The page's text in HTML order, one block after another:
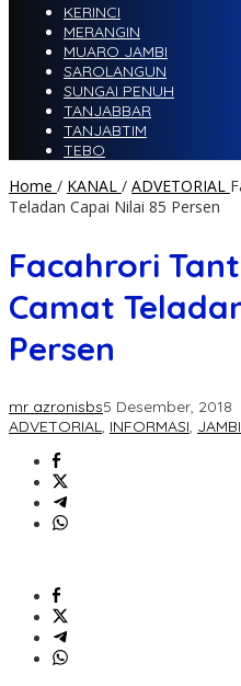
KERINCI
MERANGIN
MUARO JAMBI
SAROLANGUN
SUNGAI PENUH
TANJABBAR
TANJABTIM
TEBO
Home / KANAL / ADVETORIAL
Teladan Capai Nilai 85 Persen
Facahrori
Camat
Persen
mr azronisbs5 Desember, 2018
ADVETORIAL, INFORMASI, JAMBI